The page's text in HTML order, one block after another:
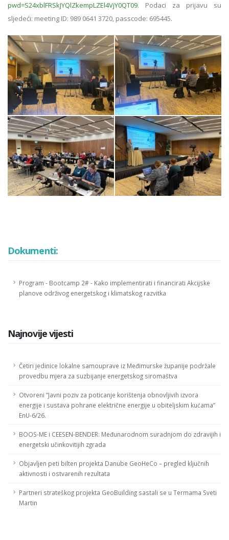
pwd=S24xblFRSkJYQlZkempLZEl4VjY0QT09. Podaci za prijavu su
sljedeći: meeting ID: 989 0641 3720, passcode: 695445.
Dokumenti:
Program - Bootcamp 2# - Kako implementirati i financirati Akcijske
planove održivog energetskog i klimatskog razvitka
Najnovije vijesti
Četiri jedinice lokalne samouprave iz Međimurske županije podržale
provedbu mjera za suzbijanje energetskog siromaštva
Otvoreni “Javni poziv za poticanje korištenja obnovljivih izvora
energije i sustava pohrane električne energije u obiteljskim kućama”
EnU-6/26.
BOOS-ME i CEESEN-BENDER: Međunarodnom suradnjom do zdravijih i
energetski učinkovitijih zgrada
Objavljen peti bilten projekta Danube GeoHeCo – pregled ključnih
aktivnosti i ostvarenih rezultata
Partneri strateškog projekta GeoBuilding sastali se u Termama Sveti
Martin